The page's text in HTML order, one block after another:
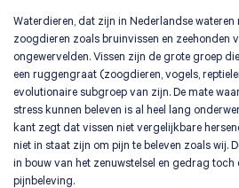
Waterdieren, dat zijn in Nederlandse wateren
zoogdieren zoals bruinvissen en zeehonden
ongewervelden. Vissen zijn de grote groep
een ruggengraat (zoogdieren, vogels,
evolutionaire subgroep van zijn. De mate
stress kunnen beleven is al heel lang
kant zegt dat vissen niet vergelijkbare
niet in staat zijn om pijn te beleven zoals wij.
in bouw van het zenuwstelsel en gedrag toch
pijnbeleving.